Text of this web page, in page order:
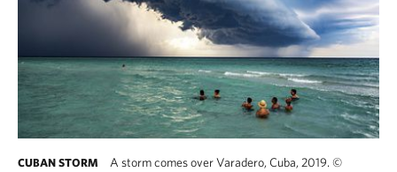
CUBAN STORM A storm comes over Varadero, Cuba, 2019. ©